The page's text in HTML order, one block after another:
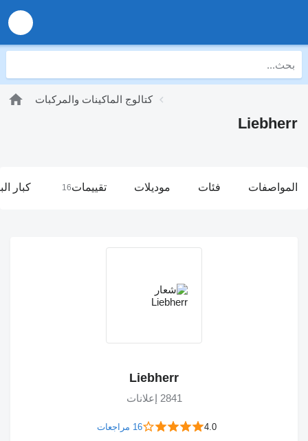
كتالوج الماكينات والمركبات
Liebherr
المواصفات فئات موديلات تقييمات16 كبار
Liebherr
2841 إعلانات
4.0 16 مراجعات